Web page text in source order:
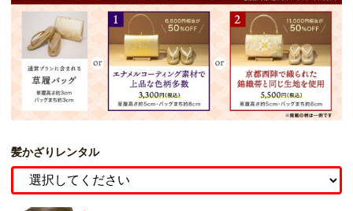
髪かざりレンタル